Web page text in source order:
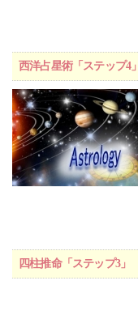
西洋占星術「ステップ
四柱推命「ステップ3